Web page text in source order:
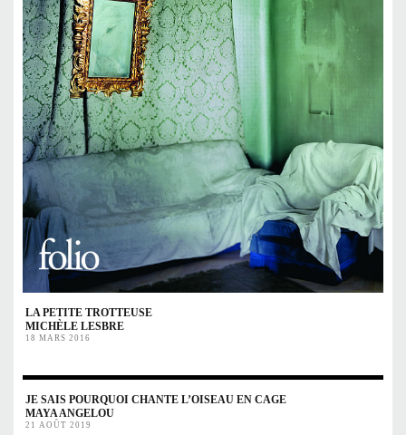
LA PETITE TROTTEUSE
MICHÈLE LESBRE
18 MARS 2016
JE SAIS POURQUOI CHANTE L’OISEAU EN CAGE
MAYA ANGELOU
21 AOÛT 2019